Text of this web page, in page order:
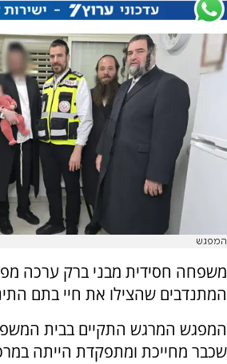
המפגש
משפחה חסידית מבני ברק ערכה
המתנדבים שהצילו את חיי בתם
המפגש המרגש התקיים בבית
שכבר מחייכת ומתפקדת הייתה